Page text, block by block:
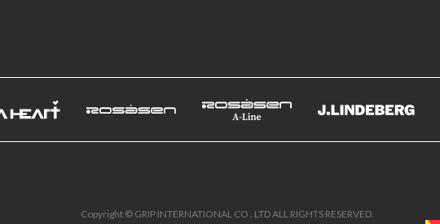
Copyright © GRIP INTERNATIONAL CO . LTD ALL RIGHTS RESERVED.